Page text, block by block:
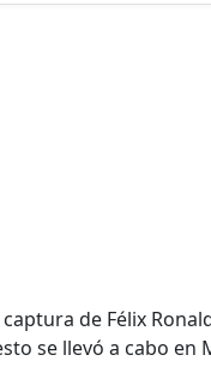
de Félix
se llevó a cabo